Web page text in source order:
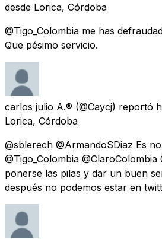
desde Lorica, Córdoba
@Tigo_Colombia me has
Que pésimo servicio.
carlos julio A.® (@Caycj) reportó
Lorica, Córdoba
@sblerech @ArmandoSDiaz Es
@Tigo_Colombia
ponerse las pilas y dar un buen
después no podemos estar en